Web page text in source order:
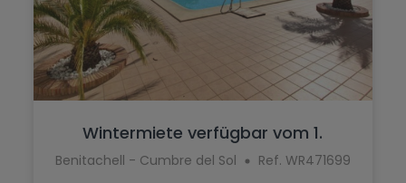
Wintermiete verfügbar vom 1.
September ...
Benitachell - Cumbre del Sol Ref. WR471699